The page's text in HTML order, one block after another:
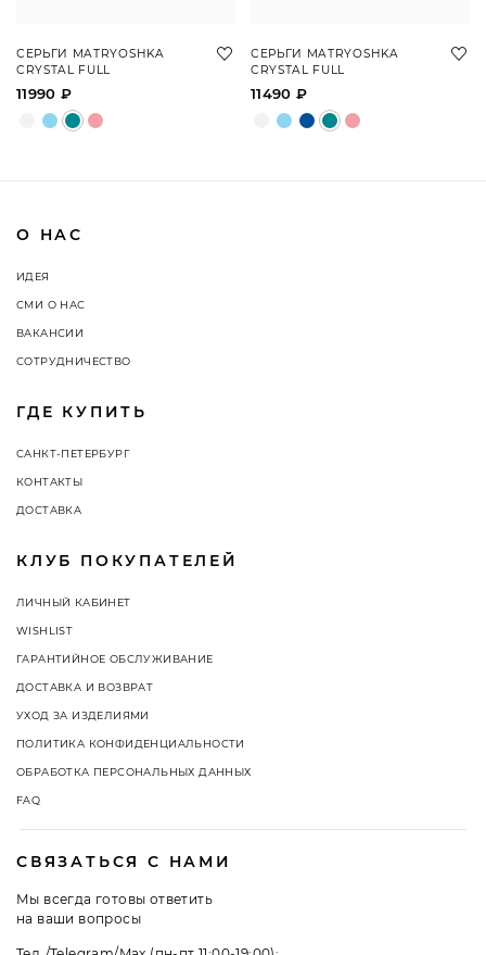
СЕРЬГИ MATRYOSHKA
CRYSTAL FULL
11990 ₽
СЕРЬГИ MATRYOSHKA
CRYSTAL FULL
11490 ₽
О НАС
ИДЕЯ
СМИ О НАС
ВАКАНСИИ
СОТРУДНИЧЕСТВО
ГДЕ КУПИТЬ
САНКТ-ПЕТЕРБУРГ
КОНТАКТЫ
ДОСТАВКА
КЛУБ ПОКУПАТЕЛЕЙ
ЛИЧНЫЙ КАБИНЕТ
WISHLIST
ГАРАНТИЙНОЕ ОБСЛУЖИВАНИЕ
ДОСТАВКА И ВОЗВРАТ
УХОД ЗА ИЗДЕЛИЯМИ
ПОЛИТИКА КОНФИДЕНЦИАЛЬНОСТИ
ОБРАБОТКА ПЕРСОНАЛЬНЫХ ДАННЫХ
FAQ
СВЯЗАТЬСЯ С НАМИ
Мы всегда готовы ответить
на ваши вопросы